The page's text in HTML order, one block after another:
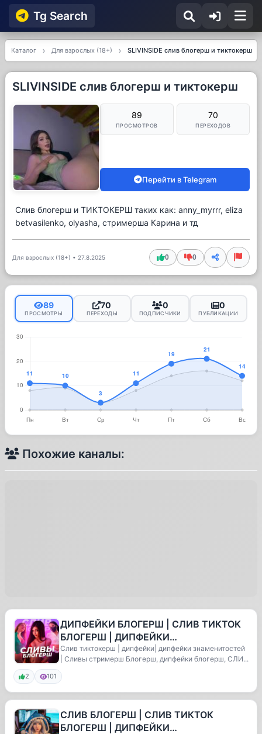
Tg Searсh
Каталог Для взрослых (18+) SLIVINSIDE слив блогерш и тиктокерш
SLIVINSIDE слив блогерш и тиктокерш
89
ПРОСМОТРОВ
70
ПЕРЕХОДОВ
Перейти в Telegram
Слив блогерш и ТИКТОКЕРШ таких как: anny_myrrr, eliza
betvasilenko, olyasha, стримерша Карина и тд
Для взрослых (18+) • 27.8.2025 0 0
89
ПРОСМОТРЫ
70
ПЕРЕХОДЫ
0
ПОДПИСЧИКИ
0
ПУБЛИКАЦИИ
Похожие каналы:
ДИПФЕЙКИ БЛОГЕРШ | СЛИВ ТИКТОК
БЛОГЕРШ | ДИПФЕЙКИ
ЗНАМЕНИТОСТЕЙ | СЛИВ БЛОГЕРШ |
СЛИВ ТИКТОКЕРШ | ДИ
Слив тиктокерш | дипфейки| дипфейки знаменитостей
| Сливы стримерш Блогерш, дипфейки блогерш, СЛИ...
2 101
СЛИВ БЛОГЕРШ | СЛИВ ТИКТОК
БЛОГЕРШ | ДИПФЕЙКИ